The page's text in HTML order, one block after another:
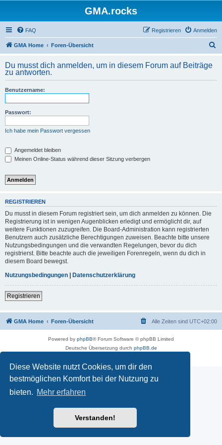
Diese Website nutzt Cookies, um dir den
bestmöglichen Komfort bei der Nutzung zu
bieten. Mehr erfahren
Verstanden!
GMA.rocks
FAQ Anmelden
Registrieren
GMA Home Foren-Übersicht
h
Du musst dich anmelden, um in diesem Forum auf Beiträge
zu antworten.
Benutzername:
Passwort:
Ich habe mein Passwort vergessen
Angemeldet bleiben
Meinen Online-Status während dieser Sitzung verbergen
REGISTRIEREN
Du musst in diesem Forum registriert sein, um dich anmelden zu können. Die
Registrierung ist in wenigen Augenblicken erledigt und ermöglicht dir, auf
weitere Funktionen zuzugreifen. Die Board-Administration kann registrierten
Benutzern auch zusätzliche Berechtigungen zuweisen. Beachte bitte unsere
Nutzungsbedingungen und die verwandten Regelungen, bevor du dich
registrierst. Bitte beachte auch die jeweiligen Forenregeln, wenn du dich in
diesem Board bewegst.
Nutzungsbedingungen | Datenschutzerklärung
Registrieren
GMA Home Foren-Übersicht Alle Zeiten sind UTC+02:00
Powered by phpBB® Forum Software © phpBB Limited
Deutsche Übersetzung durch phpBB.de